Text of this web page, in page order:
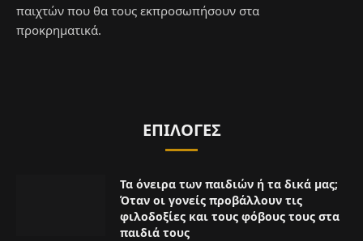
παιχτών που θα τους εκπροσωπήσουν στα
προκρηματικά.
ΕΠΙΛΟΓΈΣ
Τα όνειρα των παιδιών ή τα δικά μας;
Όταν οι γονείς προβάλλουν τις
φιλοδοξίες και τους φόβους τους στα
παιδιά τους